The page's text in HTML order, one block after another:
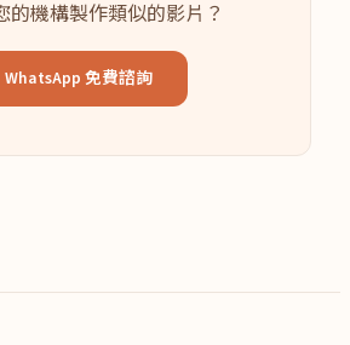
的機構製作類似的影片？
WhatsApp 免費諮詢